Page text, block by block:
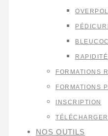
FORMATIONS
FORMATIONS
INSCRIPTION
NOS OUTILS